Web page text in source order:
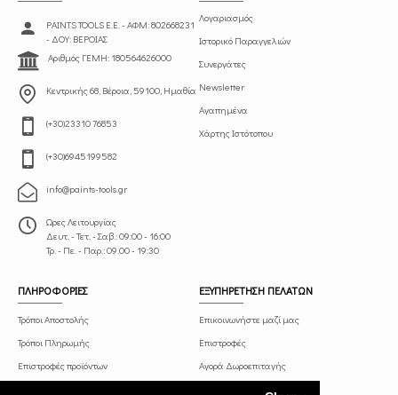
PAINTS TOOLS Ε.Ε. - ΑΦΜ: 802668231
- ΔΟΥ: ΒΕΡΟΙΑΣ
Αριθμός ΓΕΜΗ: 180564626000
Κεντρικής 68, Βέροια, 59100, Ημαθία
(+30)23310 76853
(+30)6945199582
info@paints-tools.gr
Ωρες Λειτουργίας
Δευτ. - Τετ. - Σαβ.: 09:00 - 16:00
Τρ. - Πε. - Παρ.: 09.00 - 19:30
Λογαριασμός
Ιστορικό Παραγγελιών
Συνεργάτες
Newsletter
Αγαπημένα
Χάρτης Ιστότοπου
ΠΛΗΡΟΦΟΡΙΕΣ
Τρόποι Αποστολής
Τρόποι Πληρωμής
Επιστροφές προϊόντων
ΕΞΥΠΗΡΕΤΗΣΗ ΠΕΛΑΤΩΝ
Επικοινωνήστε μαζί μας
Επιστροφές
Αγορά Δωροεπιταγής